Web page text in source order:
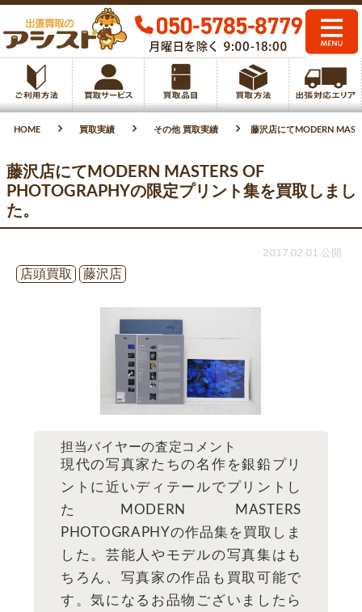
HOME 買取実績 その他 買取実績 藤沢店にてMODERN
藤沢店にてMODERN MASTERS OF
PHOTOGRAPHYの限定プリント集を買取しまし
た。
2017.02.01 公開
店頭買取
藤沢店
担当バイヤーの査定コメント
現代の写真家たちの名作を銀鉛プリ
ントに近いディテールでプリントし
たMODERN MASTERS
PHOTOGRAPHYの作品集を買取しま
した。芸能人やモデルの写真集はも
ちろん、写真家の作品も買取可能で
す。気になるお品物ございましたら